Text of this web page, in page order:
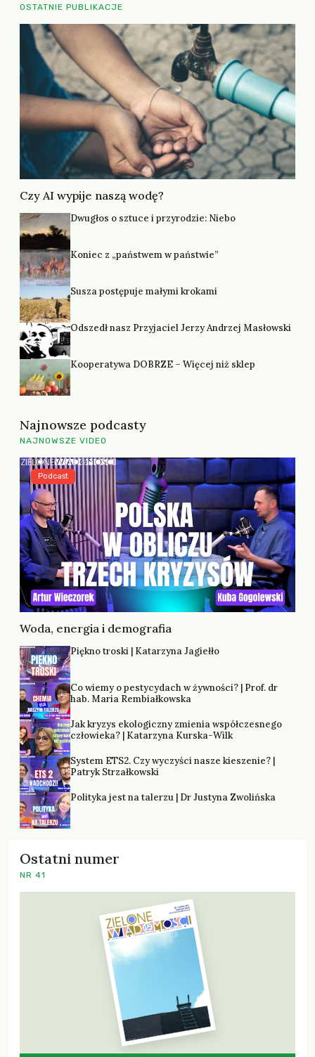
OSTATNIE PUBLIKACJE
Czy AI wypije naszą wodę?
Dwugłos o sztuce i przyrodzie: Niebo
Koniec z „państwem w państwie”
Susza postępuje małymi krokami
Odszedł nasz Przyjaciel Jerzy Andrzej Masłowski
Kooperatywa DOBRZE – Więcej niż sklep
Najnowsze podcasty
NAJNOWSZE VIDEO
Woda, energia i demografia
Podcast
Piękno troski | Katarzyna Jagiełło
Co wiemy o pestycydach w żywności? | Prof. dr
hab. Maria Rembiałkowska
Jak kryzys ekologiczny zmienia współczesnego
człowieka? | Katarzyna Kurska-Wilk
System ETS2. Czy wyczyści nasze kieszenie? |
Patryk Strzałkowski
Polityka jest na talerzu | Dr Justyna Zwolińska
Ostatni numer
NR 41